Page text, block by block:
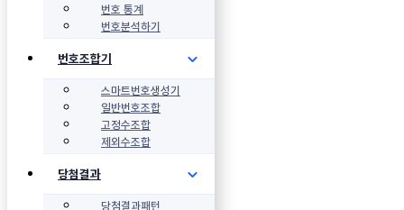
번호 통계
번호분석하기
번호조합기
스마트번호생성기
일반번호조합
고정수조합
제외수조합
당첨결과
당첨결과패턴